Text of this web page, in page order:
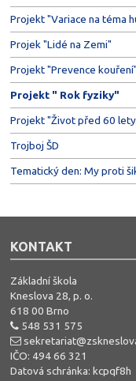
Projekt "Variace na téma
Projek "Lidé na Zemi"
Projekt "Prevence kouření"
Projekt " Rok fyziky"
Projekt "Život před 60
Trojboj ŠD
Tematický den: My proti
KONTAKT
Základní škola
Kneslova 28, p. o.
618 00 Brno
548 531 575
IČO: 494 66 321
Datová schránka: kcpqf8h